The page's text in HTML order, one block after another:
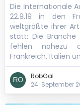
Die Internationale
22.9.19 in den
weltgrößte ihrer
statt: Die
fehlen nahezu
Frankreich, Italien
RobGal
24. September